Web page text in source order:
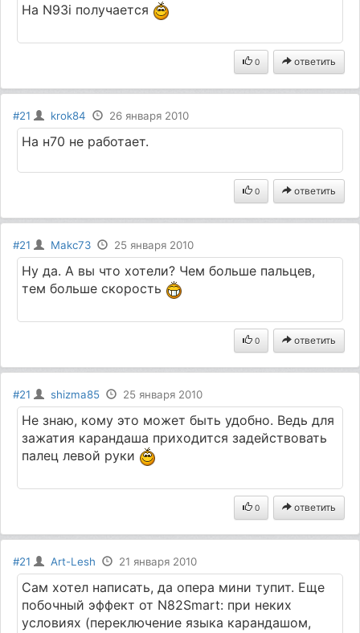
На N93i получается
0 ответить
#21 krok84 26 января 2010
На н70 не работает.
0 ответить
#21 Makc73 25 января 2010
Ну да. А вы что хотели? Чем больше пальцев,
тем больше скорость
0 ответить
#21 shizma85 25 января 2010
Не знаю, кому это может быть удобно. Ведь для
зажатия карандаша приходится задействовать
палец левой руки
0 ответить
#21 Art-Lesh 21 января 2010
Сам хотел написать, да опера мини тупит. Еще
побочный эффект от N82Smart: при неких
условиях (переключение языка карандашом,